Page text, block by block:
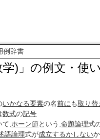
例辞書
学)」の例文・使
いかなる要素の名前にも取り替
数式の記号
て,ホーン節という,命題論理式
語論理式が成立するかしない